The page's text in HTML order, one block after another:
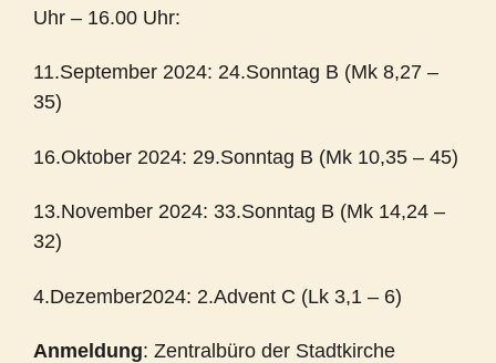
Uhr – 16.00 Uhr:
11.September 2024: 24.Sonntag B (Mk 8,27 –
35)
16.Oktober 2024: 29.Sonntag B (Mk 10,35 – 45)
13.November 2024: 33.Sonntag B (Mk 14,24 –
32)
4.Dezember2024: 2.Advent C (Lk 3,1 – 6)
Anmeldung: Zentralbüro der Stadtkirche